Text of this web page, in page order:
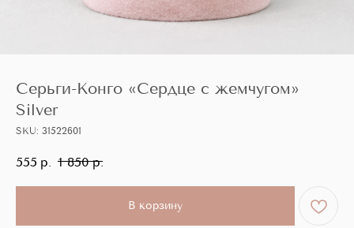
Серьги-Конго «Сердце с жемчугом»
Silver
SKU: 31522601
555 р. 1 850 р.
В корзину